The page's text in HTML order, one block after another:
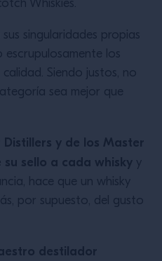
Whiskies.
singularidades propias
escrupulosamente los
Siendo justos, no
sea mejor que
y de los Master
su sello a cada whisky y
hace que un whisky
por supuesto, del gusto
destilador